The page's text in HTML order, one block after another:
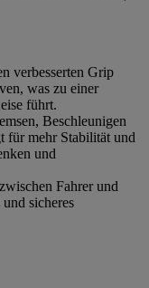
verbesserten Grip
was zu einer
führt.
Beschleunigen
für mehr Stabilität und
und
Fahrer und
sicheres